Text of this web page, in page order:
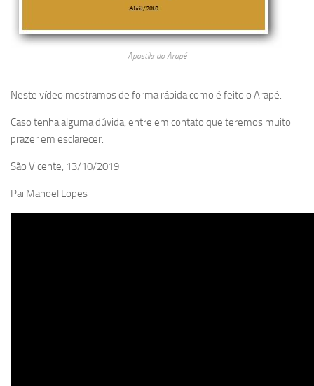
Apostila do Arapé
Neste vídeo mostramos de forma rápida como é feito o Arapé.
Caso tenha alguma dúvida, entre em contato que teremos muito
prazer em esclarecer.
São Vicente, 13/10/2019
Pai Manoel Lopes